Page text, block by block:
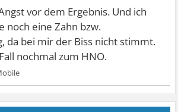
vor dem Ergebnis. Und ich
noch eine Zahn bzw.
da bei mir der Biss nicht stimmt.
nochmal zum HNO.